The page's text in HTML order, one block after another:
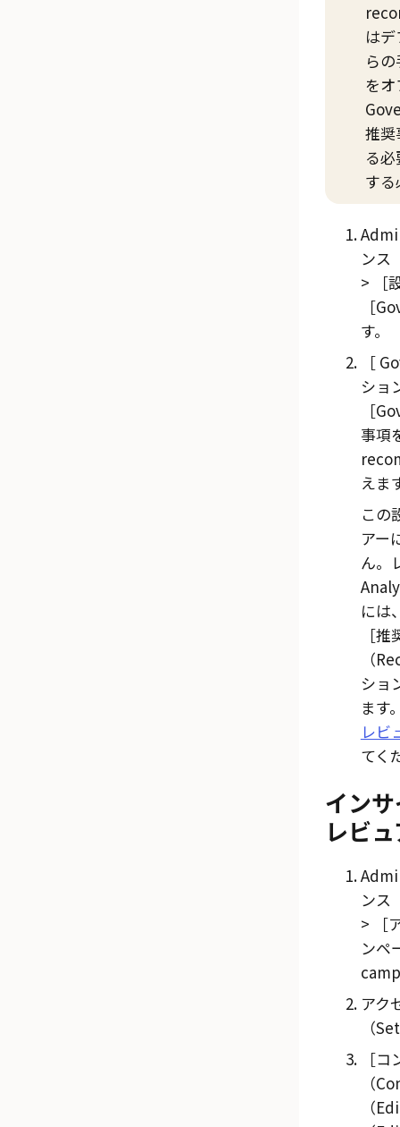
は
ら
を
推奨
る
す
ンス
す。
ショ
事項
えま
この
アー
ん。
には
推
（
ショ
ます
レビ
てく
イン
レビ
ンス
ンペ
アク
（
コ
（
（